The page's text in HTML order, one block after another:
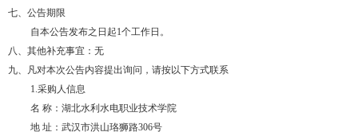
七、公告期限
自本公告发布之日起1个工作日。
八、其他补充事宜：无
九、凡对本次公告内容提出询问，请按以下方式联系
1.采购人信息
名 称：湖北水利水电职业技术学院
地 址：武汉市洪山珞狮路306号